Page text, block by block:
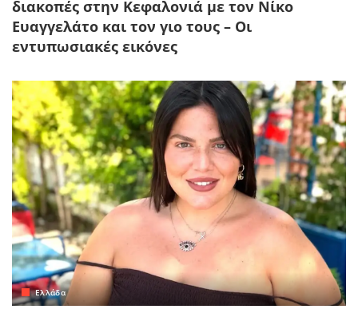
διακοπές στην Κεφαλονιά με τον Νίκο
Ευαγγελάτο και τον γιο τους – Οι
εντυπωσιακές εικόνες
Ελλάδα